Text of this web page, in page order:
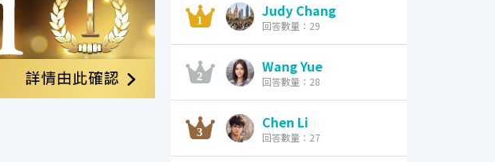
Judy Chang
回答數量：29
Wang Yue
回答數量：28
Chen Li
回答數量：27